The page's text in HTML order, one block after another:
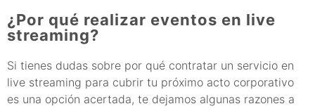
¿Por qué realizar eventos en live
streaming?
Si tienes dudas sobre por qué contratar un servicio en
live streaming para cubrir tu próximo acto corporativo
es una opción acertada, te dejamos algunas razones a